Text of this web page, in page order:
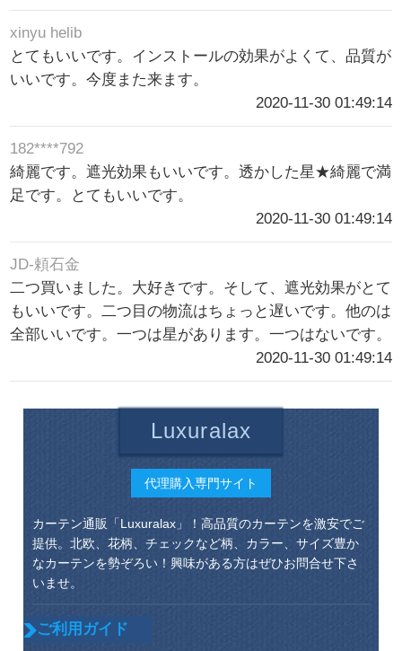
xinyu helib
とてもいいです。インストールの効果がよくて、品質が
いいです。今度また来ます。
2020-11-30 01:49:14
182****792
綺麗です。遮光効果もいいです。透かした星★綺麗で満
足です。とてもいいです。
2020-11-30 01:49:14
JD-頼石金
二つ買いました。大好きです。そして、遮光効果がとて
もいいです。二つ目の物流はちょっと遅いです。他のは
全部いいです。一つは星があります。一つはないです。
2020-11-30 01:49:14
Luxuralax
代理購入専門サイト
カーテン通販「Luxuralax」！高品質のカーテンを激安でご
提供。北欧、花柄、チェックなど柄、カラー、サイズ豊か
なカーテンを勢ぞろい！興味がある方はぜひお問合せ下さ
いませ。
ご利用ガイド